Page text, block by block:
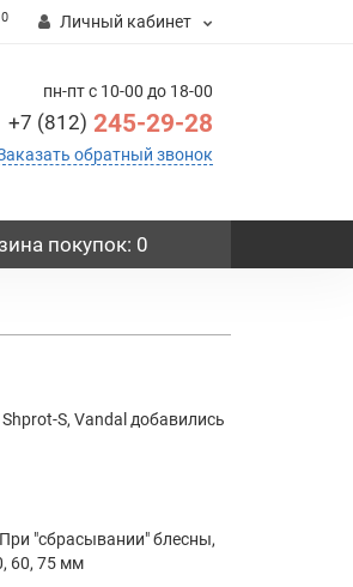
0 Личный кабинет
пн-пт с 10-00 до 18-00
+7 (812) 245-29-28
обратный звонок
покупок: 0
S, Vandal добавились
"сбрасывании" блесны,
60, 75 мм